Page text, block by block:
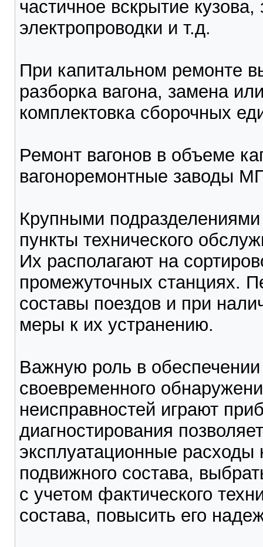
частичное вскрытие
электропроводки и т.д.
При капитальном ремонте
разборка вагона, замена
комплектовка сборочных
Ремонт вагонов в объеме
вагоноремонтные заводы
Крупными подразделениями
пункты технического
Их располагают на
промежуточных станциях.
составы поездов и при
меры к их устранению.
Важную роль в
своевременного
неисправностей играют
диагностирования
эксплуатационные
подвижного состава,
с учетом фактического
состава, повысить его